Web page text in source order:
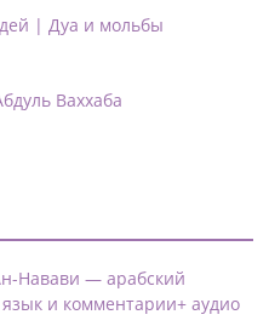
| Дуа и мольбы
Ваххаба
Навави — арабский
и комментарии+ аудио